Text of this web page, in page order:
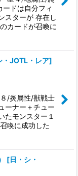
ドは自分フィ
スターが 存在し
カードが召喚に
・JOTL・レア]
/炎属性/獣戦士
ーナー＋チュー
たモンスター１
喚に成功した
[日・シ・